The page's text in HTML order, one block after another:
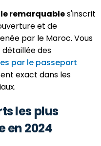
remarquables'inscrit
et de
par le Maroc. Vous
détaillée des
par le passeport
exact dans les
les plus
en 2024